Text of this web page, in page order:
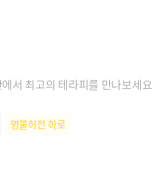
서 최고의 테라피를 만나보세요
명불허전 하로